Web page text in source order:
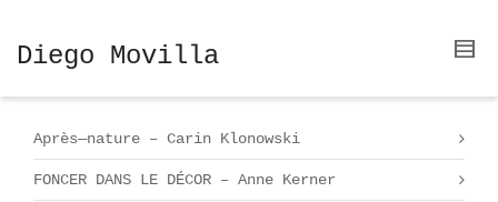
Diego Movilla
Après—nature – Carin Klonowski
FONCER DANS LE DÉCOR – Anne Kerner